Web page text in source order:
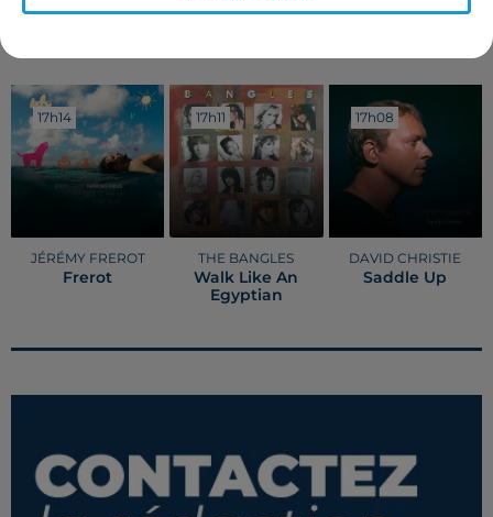
17h14
17h14
JÉRÉMY FREROT
Frerot
17h11
17h11
THE BANGLES
Walk Like An
Egyptian
17h08
17h08
DAVID CHRISTIE
Saddle Up